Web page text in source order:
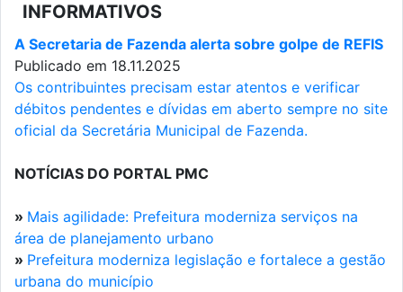
INFORMATIVOS
A Secretaria de Fazenda alerta sobre golpe de REFIS
Publicado em 18.11.2025
Os contribuintes precisam estar atentos e verificar
débitos pendentes e dívidas em aberto sempre no site
oficial da Secretária Municipal de Fazenda.
NOTÍCIAS DO PORTAL PMC
» Mais agilidade: Prefeitura moderniza serviços na
área de planejamento urbano
» Prefeitura moderniza legislação e fortalece a gestão
urbana do município